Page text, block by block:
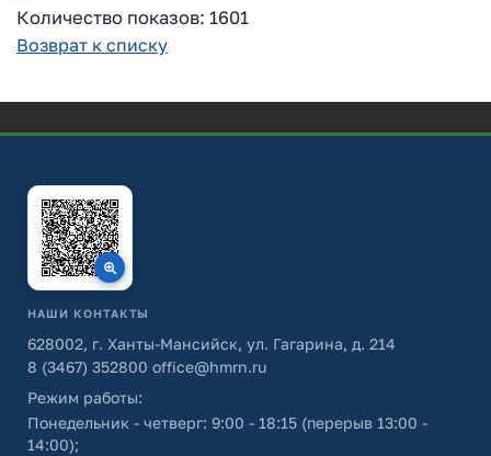
Количество показов: 1601
Возврат к списку
НАШИ КОНТАКТЫ
628002, г. Ханты-Мансийск, ул. Гагарина, д. 214
8 (3467) 352800 office@hmrn.ru
Режим работы:
Понедельник - четверг: 9:00 - 18:15 (перерыв 13:00 -
14:00);